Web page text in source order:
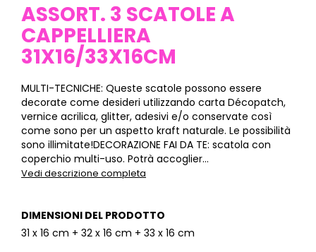
ASSORT. 3 SCATOLE A
CAPPELLIERA
31X16/33X16CM
MULTI-TECNICHE: Queste scatole possono essere
decorate come desideri utilizzando carta Décopatch,
vernice acrilica, glitter, adesivi e/o conservate così
come sono per un aspetto kraft naturale. Le possibilità
sono illimitate!DECORAZIONE FAI DA TE: scatola con
coperchio multi-uso. Potrà accoglier...
Vedi descrizione completa
DIMENSIONI DEL PRODOTTO
31 x 16 cm + 32 x 16 cm + 33 x 16 cm